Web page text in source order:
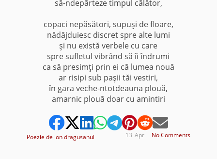
să-ndepărteze timpul călător,
copaci nepăsători, supuşi de floare,
nădăjduiesc discret spre alte lumi
şi nu există verbele cu care
spre sufletul vibrând să îi îndrumi
ca să presimţi prin ei că lumea nouă
ar risipi sub paşii tăi vestiri,
în gara veche-ntotdeauna plouă,
amarnic plouă doar cu amintiri
Poezie de ion dragusanul No Comments
Apr
13